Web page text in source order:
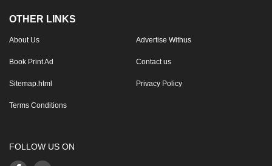
OTHER LINKS
About Us Advertise Withus
Book Print Ad Contact us
Sitemap.html Privacy Policy
Terms Conditions
FOLLOW US ON